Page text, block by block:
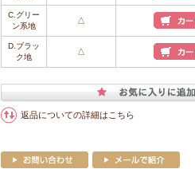
C.グリー
ン系地
△
D.ブラッ
ク地
△
返品についての詳細はこちら